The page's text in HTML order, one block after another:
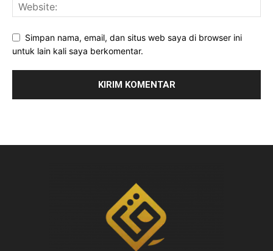
Simpan nama, email, dan situs web saya di browser ini
untuk lain kali saya berkomentar.